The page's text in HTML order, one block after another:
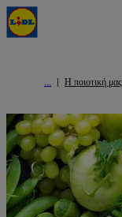
Η ποιοτική